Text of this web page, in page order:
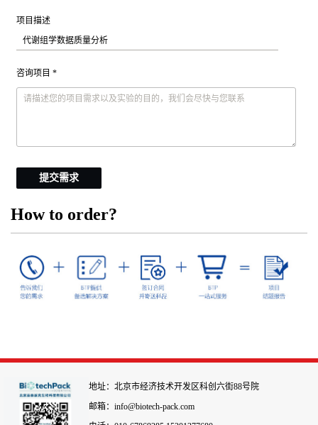
项目描述
咨询项目 *
提交需求
How to order?
地址：北京市经济技术开发区科创六街88号院
邮箱：info@biotech-pack.com